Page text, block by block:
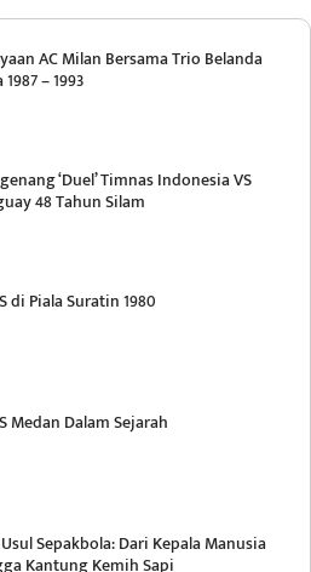
AC Milan Bersama Trio Belanda
1987 – 1993
‘Duel’ Timnas Indonesia VS
48 Tahun Silam
di Piala Suratin 1980
Medan Dalam Sejarah
Sepakbola: Dari Kepala Manusia
Kantung Kemih Sapi